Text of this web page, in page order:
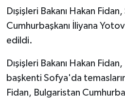
Dışişleri Bakanı Hakan
Cumhurbaşkanı İliyana
edildi.
Dışişleri Bakanı Hakan
başkenti Sofya'da
Fidan, Bulgaristan